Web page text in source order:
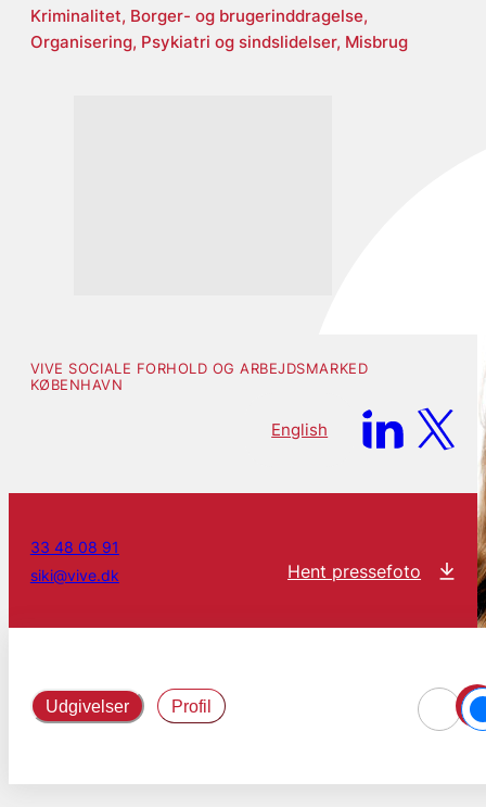
Kriminalitet, Borger- og brugerinddragelse,
Organisering, Psykiatri og sindslidelser, Misbrug
VIVE SOCIALE FORHOLD OG ARBEJDSMARKED
KØBENHAVN
English
33 48 08 91
siki@vive.dk
Hent pressefoto
Udgivelser Profil